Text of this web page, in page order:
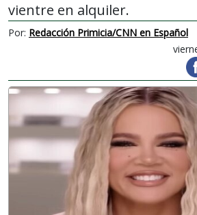
vientre en alquiler.
Por: Redacción Primicia/CNN en Español